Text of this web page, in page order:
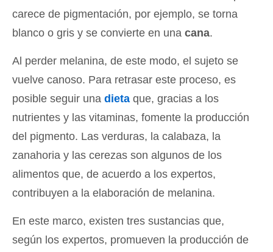
carece de pigmentación, por ejemplo, se torna
blanco o gris y se convierte en una cana.
Al perder melanina, de este modo, el sujeto se
vuelve canoso. Para retrasar este proceso, es
posible seguir una dieta que, gracias a los
nutrientes y las vitaminas, fomente la producción
del pigmento. Las verduras, la calabaza, la
zanahoria y las cerezas son algunos de los
alimentos que, de acuerdo a los expertos,
contribuyen a la elaboración de melanina.
En este marco, existen tres sustancias que,
según los expertos, promueven la producción de